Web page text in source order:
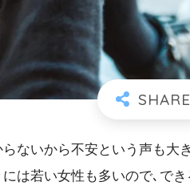
ないから不安という声も大
は若い女性も多いので､でき